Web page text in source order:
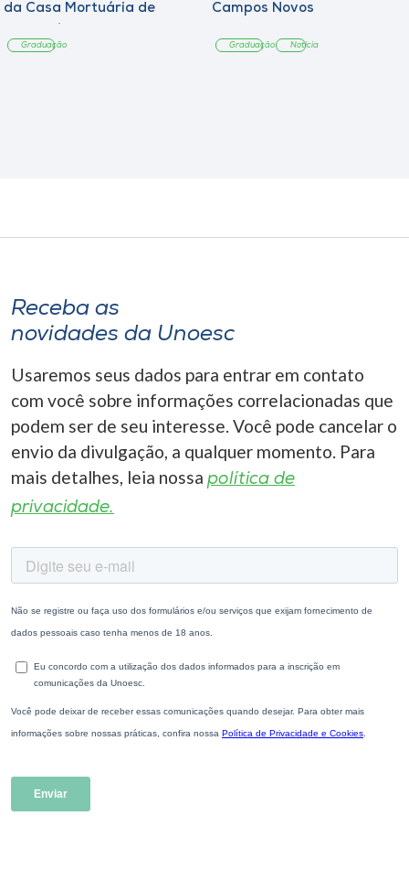
da Casa Mortuária de
Graduação
Campos Novos
Graduação Notícia
Receba as
novidades da Unoesc
Usaremos seus dados para entrar em contato
com você sobre informações correlacionadas que
podem ser de seu interesse. Você pode cancelar o
envio da divulgação, a qualquer momento. Para
mais detalhes, leia nossa política de
privacidade.